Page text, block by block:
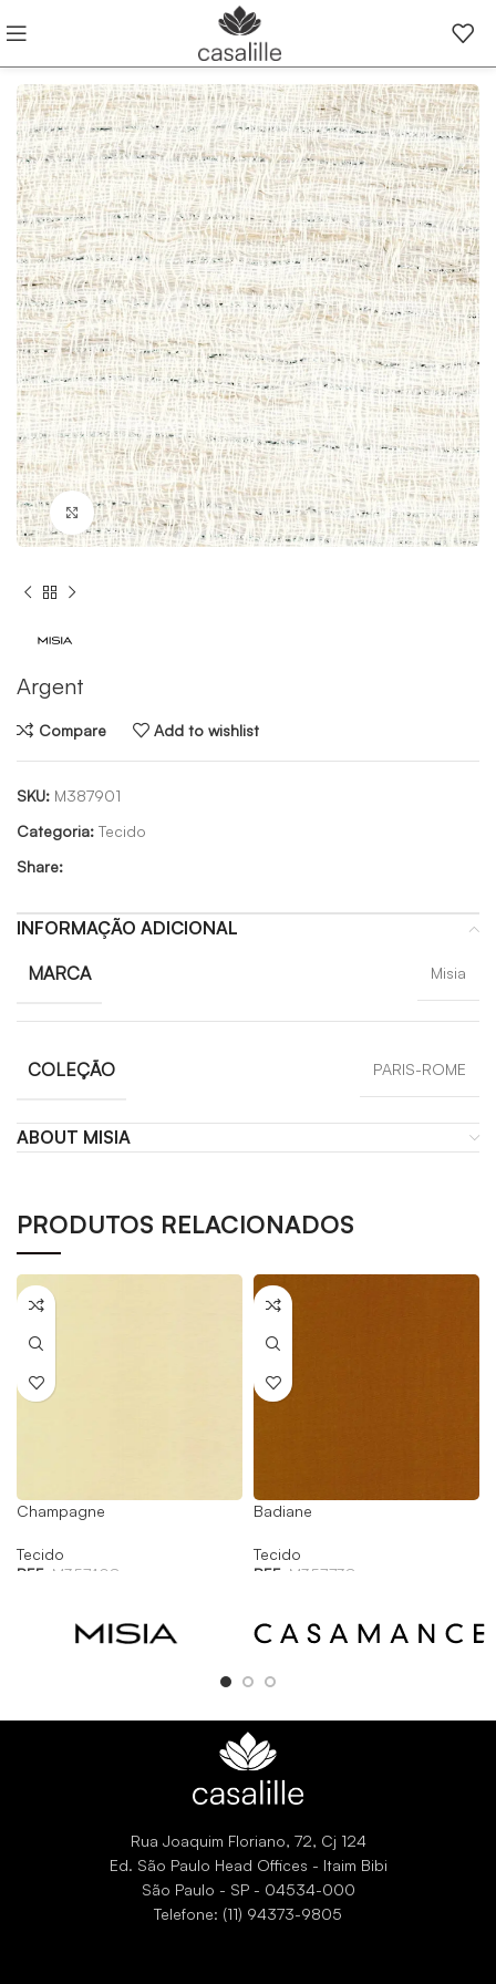
Click to enlarge
Argent
Compare Add to wishlist
SKU: M387901
Categoria: Tecido
Share:
INFORMAÇÃO ADICIONAL
MARCA Misia
COLEÇÃO PARIS-ROME
ABOUT MISIA
PRODUTOS RELACIONADOS
Champagne
Tecido
REF: M357408
Badiane
Tecido
REF: M357738
Rua Joaquim Floriano, 72, Cj 124
Ed. São Paulo Head Offices - Itaim Bibi
São Paulo - SP - 04534-000
Telefone: (11) 94373-9805